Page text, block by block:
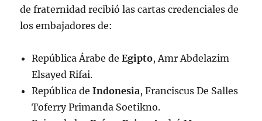
de fraternidad recibió las cartas credenciales de
los embajadores de:
República Árabe de Egipto, Amr Abdelazim
Elsayed Rifai.
República deIndonesia, Franciscus De Salles
Toferry Primanda Soetikno.